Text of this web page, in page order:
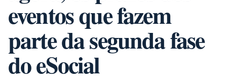
eventos que fazem
parte da segunda fase
do eSocial